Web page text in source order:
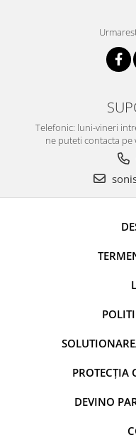
Telefonic: luni-vineri
ne puteti contacta pe
PROTECȚIA
DEVINO